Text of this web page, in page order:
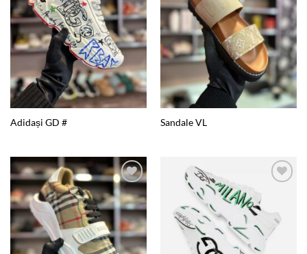
Adidași GD # Sandale VL
Add to
wishlist